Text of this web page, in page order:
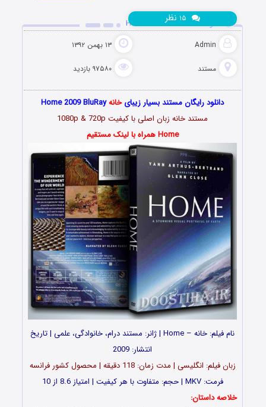
دانلود مستند خانه Home 2009
Admin ۱۳ بهمن ۱۳۹۲
مستند ۹۷۵۸۰ بازدید
نظر
دانلود رایگان مستند بسیار زیبایخانهHome 2009 BluRay
مستند خانه زبان اصلی با کیفیت 1080p & 720p
Home همراه با لینک مستقیم
نام فیلم: خانه – Home | ژانر: مستند درام، خانوادگی، علمی | تاریخ
انتشار: 2009
زبان فیلم: انگلیسی | مدت زمان: 118 دقیقه | محصول کشور فرانسه
فرمت: MKV | حجم: متفاوت با هر کیفیت | امتیاز 8.6 از 10
خلاصه داستان: